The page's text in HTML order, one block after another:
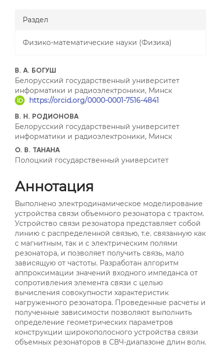
Раздел
Физико-математические науки (Физика)
В. А. БОГУШ
Белорусский государственный университет
информатики и радиоэлектроники, Минск
https://orcid.org/0000-0001-7516-4841
В. Н. РОДИОНОВА
Белорусский государственный университет
информатики и радиоэлектроники, Минск
О. В. ТАНАНА
Полоцкий государственный университет
Аннотация
Выполнено электродинамическое моделирование
устройства связи объемного резонатора с трактом.
Устройство связи резонатора представляет собой
линию с распределенной связью, т.е. связанную как
с магнитным, так и с электрическим полями
резонатора, и позволяет получить связь, мало
зависящую от частоты. Разработан алгоритм
аппроксимации значений входного импеданса от
сопротивления элемента связи с целью
вычисления совокупности характеристик
нагруженного резонатора. Проведенные расчеты и
полученные зависимости позволяют выполнить
определение геометрических параметров
конструкции широкополосного устройства связи
объемных резонаторов в СВЧ-диапазоне длин волн.